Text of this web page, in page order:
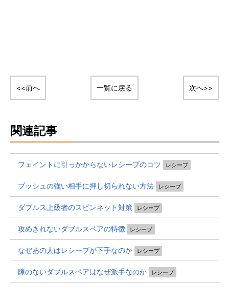
<<前へ 一覧に戻る 次へ>>
関連記事
フェイントに引っかからないレシーブのコツ レシーブ
プッシュの強い相手に押し切られない方法 レシーブ
ダブルス上級者のスピンネット対策 レシーブ
攻めきれないダブルスペアの特徴 レシーブ
なぜあの人はレシーブが下手なのか レシーブ
隙のないダブルスペアはなぜ派手なのか レシーブ